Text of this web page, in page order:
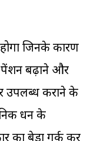
जिनके कारण
पेंशन बढ़ाने और
उपलब्ध कराने के
धन के